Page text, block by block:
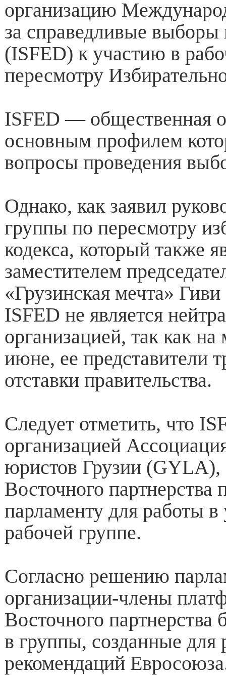
организацию
за справедливые
(ISFED) к участию в
пересмотру
ISFED — общественная
основным профилем
вопросы проведения
Однако, как заявил
группы по пересмотру
кодекса, который также
заместителем
«Грузинская мечта»
ISFED не является
организацией, так как на
июне, ее представители
отставки правительства.
Следует отметить, что
организацией
юристов Грузии
Восточного партнерства
парламенту для работы
рабочей группе.
Согласно решению
организации-члены
Восточного партнерства
в группы, созданные для
рекомендаций